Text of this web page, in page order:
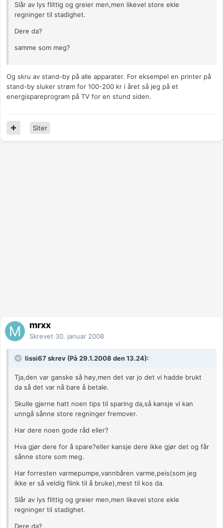
Slår av lys flittig og greier men,men likevel store ekle
regninger til stadighet.
Dere da?
samme som meg?
Og skru av stand-by på alle apparater. For eksempel en printer på
stand-by sluker strøm for 100-200 kr i året så jeg på et
energispareprogram på TV for en stund siden.
Siter
mrxx
Skrevet 30. januar 2008
lissi67 skrev (På 29.1.2008 den 13.24):
Tja,den var ganske så høy,men det var jo det vi hadde brukt
da så det var nå bare å betale.
Skulle gjerne hatt noen tips til sparing da,så kansje vi kan
unngå sånne store regninger fremover.
Har dere noen gode råd eller?
Hva gjør dere for å spare?eller kansje dere ikke gjør det og får
sånne store som meg.
Har forresten varmepumpe,vannbåren varme,peis(som jeg
ikke er så veldig flink til å bruke),mest til kos da.
Slår av lys flittig og greier men,men likevel store ekle
regninger til stadighet.
Dere da?